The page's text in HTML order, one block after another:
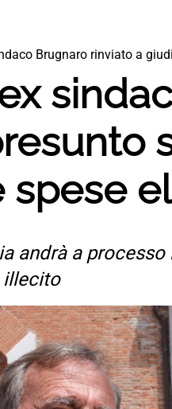
Brugnaro rinviato a
spese
andrà a
illecito